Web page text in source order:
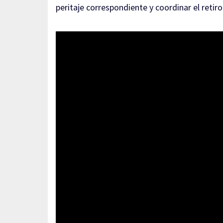
peritaje correspondiente y coordinar el